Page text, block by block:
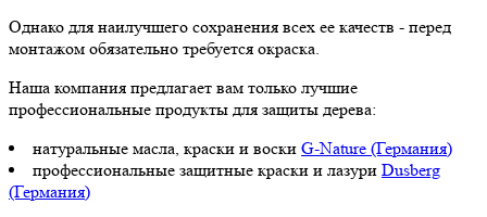
Однако для наилучшего сохранения всех ее качеств - перед
монтажом обязательно требуется окраска.
Наша компания предлагает вам только лучшие
профессиональные продукты для защиты дерева:
натуральные масла, краски и воски G-Nature (Германия)
профессиональные защитные краски и лазури Dusberg
(Германия)